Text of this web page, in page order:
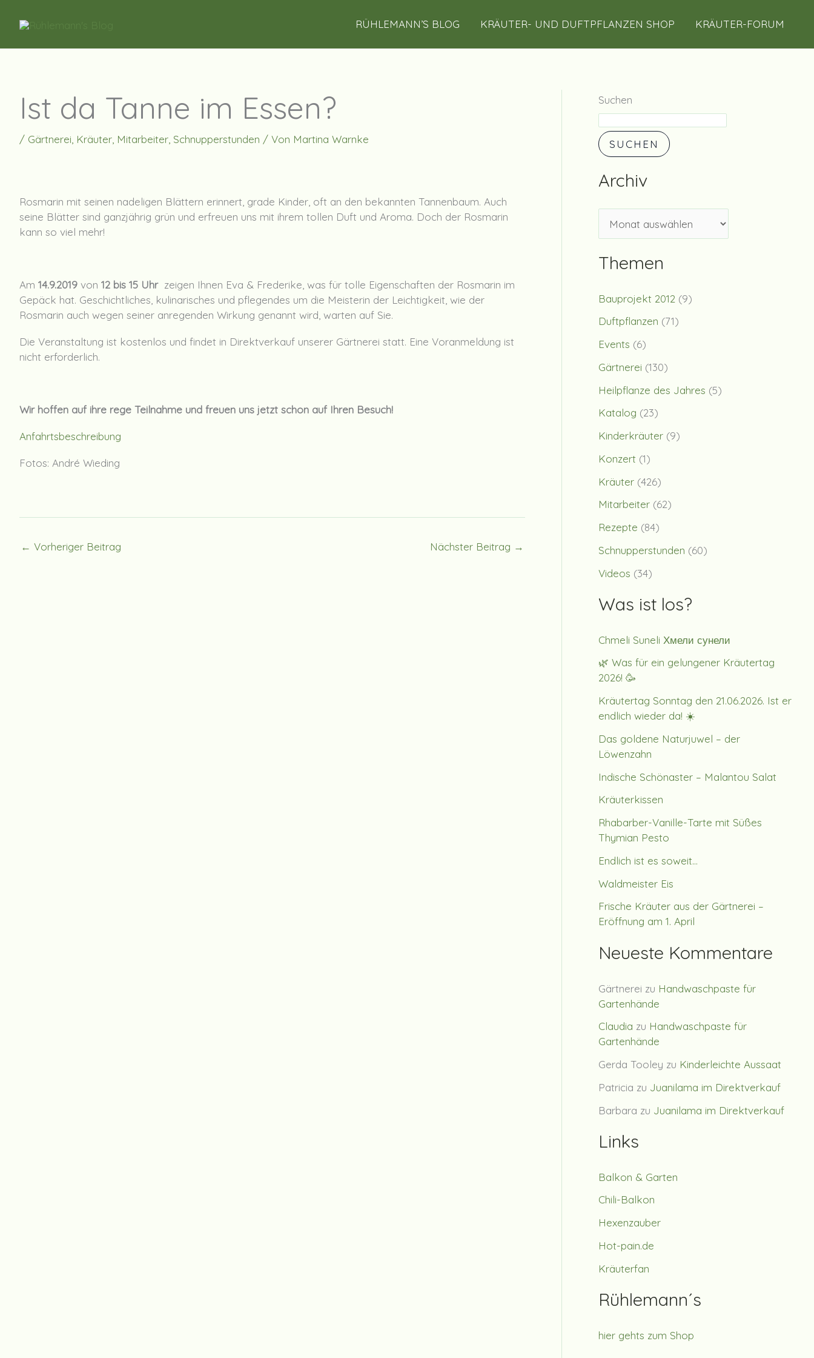
Inhalt
RÜHLEMANN’S BLOG KRÄUTER- UND DUFTPFLANZEN SHOP KRÄUTER-FORUM
Ist da Tanne im Essen?
/ Gärtnerei Kräuter Mitarbeiter Schnupperstunden / Von Martina Warnke
Rosmarin mit seinen nadeligen Blättern erinnert, grade Kinder, oft an den bekannten Tannenbaum. Auch
seine Blätter sind ganzjährig grün und erfreuen uns mit ihrem tollen Duft und Aroma. Doch der Rosmarin
kann so viel mehr!
Am 14.9.2019 von 12 bis 15 Uhrzeigen Ihnen Eva & Frederike, was für tolle Eigenschaften der Rosmarin im
Gepäck hat. Geschichtliches, kulinarisches und pflegendes um die Meisterin der Leichtigkeit, wie der
Rosmarin auch wegen seiner anregenden Wirkung genannt wird, warten auf Sie.
Die Veranstaltung ist kostenlos und findet in Direktverkauf unserer Gärtnerei statt. Eine Voranmeldung ist
nicht erforderlich.
Wir hoffen auf ihre rege Teilnahme und freuen uns jetzt schon auf Ihren Besuch!
Anfahrtsbeschreibung
Fotos: André Wieding
← Vorheriger Beitrag Nächster Beitrag →
Suchen
SUCHEN
Archiv
r
c
v
Themen
Bauprojekt 2012 (9)
Duftpflanzen (71)
Events (6)
Gärtnerei (130)
Heilpflanze des Jahres (5)
Katalog (23)
Kinderkräuter (9)
Konzert (1)
Kräuter (426)
Mitarbeiter (62)
Rezepte (84)
Schnupperstunden (60)
Videos (34)
Was ist los?
Chmeli Suneli Хмели сунели
🌿 Was für ein gelungener Kräutertag
2026! 🥳
Kräutertag Sonntag den 21.06.2026. Ist er
endlich wieder da! ☀️
Das goldene Naturjuwel – der
Löwenzahn
Indische Schönaster – Malantou Salat
Kräuterkissen
Rhabarber-Vanille-Tarte mit Süßes
Thymian Pesto
Endlich ist es soweit…
Waldmeister Eis
Frische Kräuter aus der Gärtnerei –
Eröffnung am 1. April
Neueste Kommentare
Gärtnerei zu Handwaschpaste für
Gartenhände
Claudia zu Handwaschpaste für
Gartenhände
Gerda Tooley zu Kinderleichte Aussaat
Patricia zu Juanilama im Direktverkauf
Barbara zu Juanilama im Direktverkauf
Links
Balkon & Garten
Chili-Balkon
Hexenzauber
Hot-pain.de
Kräuterfan
Rühlemann´s
hier gehts zum Shop